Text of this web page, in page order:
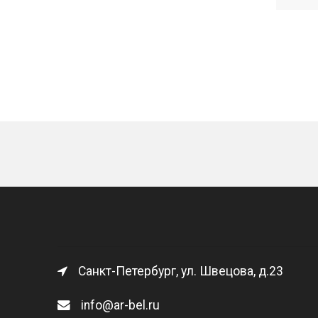
Санкт-Петербург, ул. Швецова, д.23
info@ar-bel.ru